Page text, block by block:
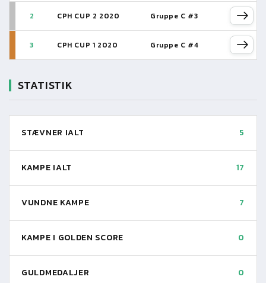
2 CPH CUP 2 2020 Gruppe C #3
3 CPH CUP 1 2020 Gruppe C #4
STATISTIK
STÆVNER IALT 5
KAMPE IALT 17
VUNDNE KAMPE 7
KAMPE I GOLDEN SCORE 0
GULDMEDALJER 0